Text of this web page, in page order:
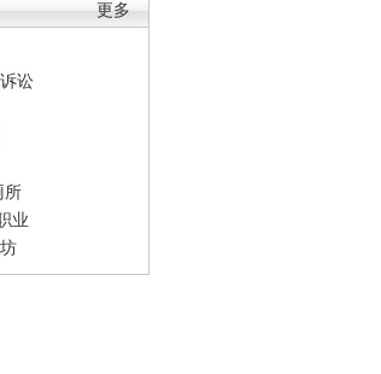
更多
讼
所
业